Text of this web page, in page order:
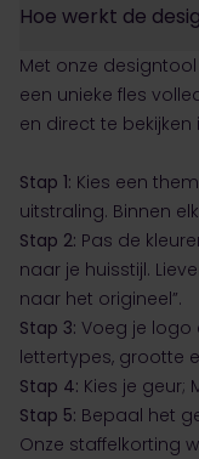
Hoe werkt de
Met onze
een unieke fles
en direct te bekijken
Stap 1: Kies een
uitstraling. Binnen
Stap 2: Pas de
naar je huisstijl.
naar het origineel”.
Stap 3: Voeg je logo
lettertypes, grootte
Stap 4: Kies je geur;
Stap 5: Bepaal het
Onze staffelkorting